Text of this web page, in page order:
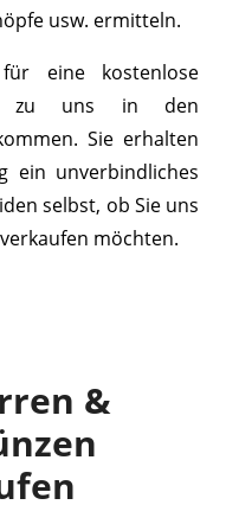
usw. ermitteln.
eine kostenlose
zu uns in den
Sie erhalten
ein unverbindliches
selbst, ob Sie uns
möchten.
&